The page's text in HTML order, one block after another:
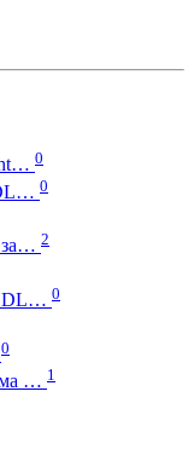
ht… 0
0
за… 2
DL… 0
0
… 1